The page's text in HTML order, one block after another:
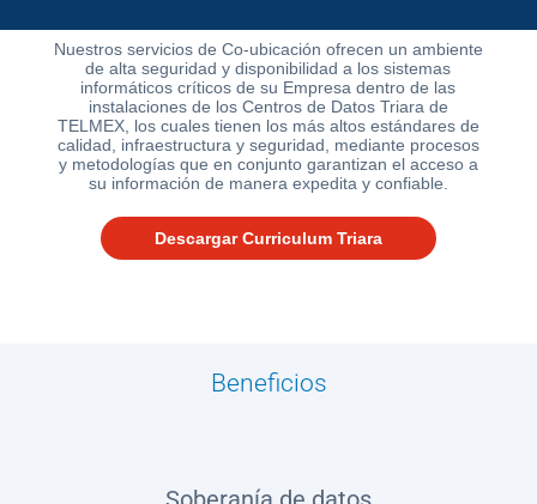
SIANA
Blog
Nuestros servicios de Co-ubicación ofrecen un ambiente
de alta seguridad y disponibilidad a los sistemas
informáticos críticos de su Empresa dentro de las
instalaciones de los Centros de Datos Triara de
TELMEX, los cuales tienen los más altos estándares de
calidad, infraestructura y seguridad, mediante procesos
y metodologías que en conjunto garantizan el acceso a
su información de manera expedita y confiable.
Descargar Curriculum Triara
Beneficios